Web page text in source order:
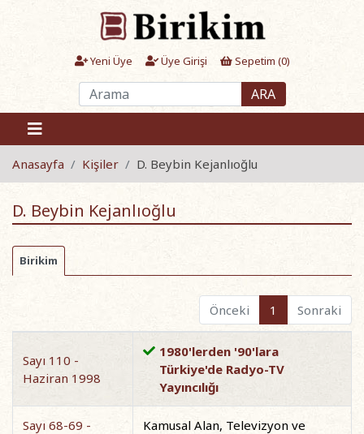
Yeni Üye Üye Girişi Sepetim (0)
ARA
Anasayfa Kişiler D. Beybin Kejanlıoğlu
D. Beybin Kejanlıoğlu
Birikim
Önceki 1 Sonraki
Sayı 110 -
Haziran 1998
1980'lerden '90'lara
Türkiye'de Radyo-TV
Yayıncılığı
Sayı 68-69 -
Kamusal Alan, Televizyon ve